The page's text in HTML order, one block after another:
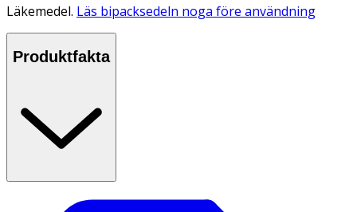
Läkemedel. Läs bipacksedeln noga före användning
Produktfakta